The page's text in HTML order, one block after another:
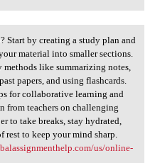
Start by
Start by creating a study plan and
material into smaller sections.
methods like summarizing notes,
papers, and using flashcards.
for collaborative learning and
from teachers on challenging
to take breaks, stay hydrated,
rest to keep your mind sharp.
us/online-